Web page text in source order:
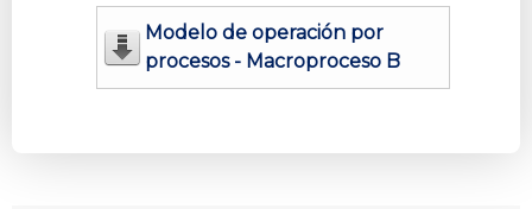
Modelo de operación por
procesos - Macroproceso B